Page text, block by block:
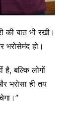
की बात भी रखी।
भरोसेमंद हो।
है, बल्कि लोगों
भरोसा ही तय